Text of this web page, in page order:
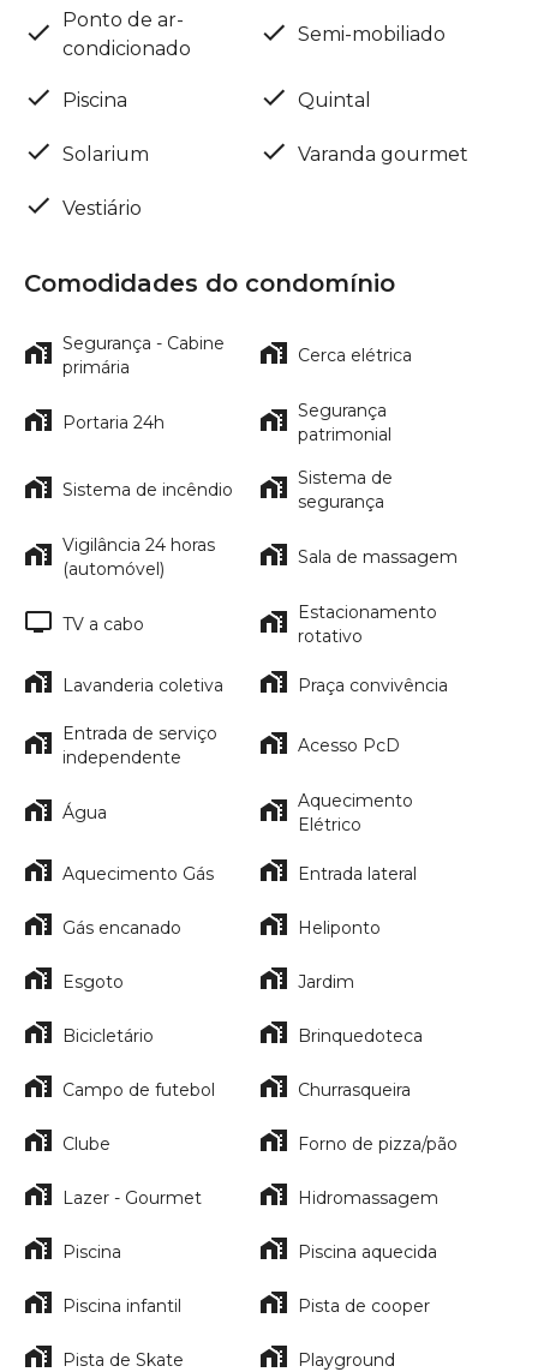
Ponto de ar-
condicionado
Semi-mobiliado
Piscina Quintal
Solarium Varanda gourmet
Vestiário
Comodidades do condomínio
Segurança - Cabine
primária
Cerca elétrica
Portaria 24h
Segurança
patrimonial
Sistema de incêndio
Sistema de
segurança
Vigilância 24 horas
(automóvel)
Sala de massagem
TV a cabo
Estacionamento
rotativo
Lavanderia coletiva Praça convivência
Entrada de serviço
independente
Acesso PcD
Água
Aquecimento
Elétrico
Aquecimento Gás Entrada lateral
Gás encanado Heliponto
Esgoto Jardim
Bicicletário Brinquedoteca
Campo de futebol Churrasqueira
Clube Forno de pizza/pão
Lazer - Gourmet Hidromassagem
Piscina Piscina aquecida
Piscina infantil Pista de cooper
Pista de Skate Playground